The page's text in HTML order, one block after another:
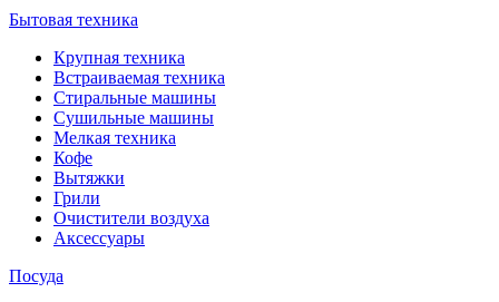
Бытовая техника
Крупная техника
Встраиваемая техника
Стиральные машины
Сушильные машины
Мелкая техника
Кофе
Вытяжки
Грили
Очистители воздуха
Аксессуары
Посуда